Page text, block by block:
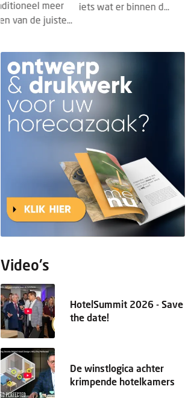
iets wat er binnen d...
Video's
HotelSummit 2026 - Save
the date!
De winstlogica achter
krimpende hotelkamers